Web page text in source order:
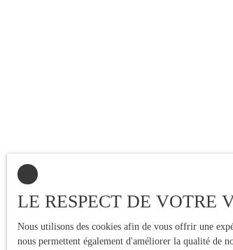
LE RESPECT DE VOTRE
Nous utilisons des cookies afin de vous offrir une
nous permettent également d'améliorer la qualité de